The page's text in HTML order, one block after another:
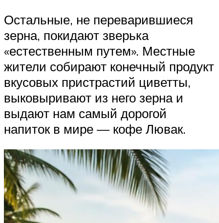
Остальные, не переварившиеся
зерна, покидают зверька
«естественным путем». Местные
жители собирают конечный продукт
вкусовых пристрастий циветты,
выковыривают из него зерна и
выдают нам самый дорогой
напиток в мире — кофе Лювак.